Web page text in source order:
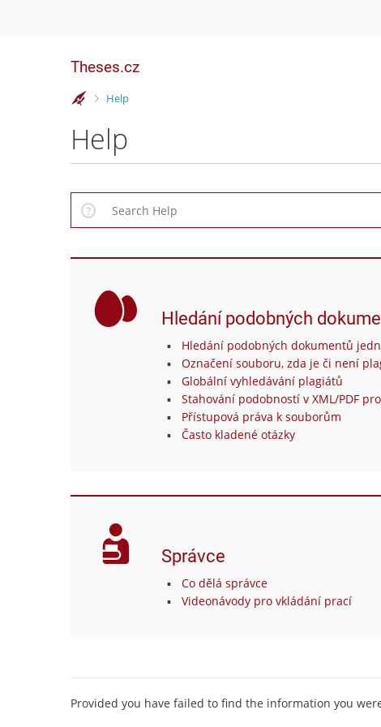
Theses.cz
>Help
Help
Hledání podobných
Hledání podobných dokumentů
Označení souboru, zda je či není
Globální vyhledávání plagiátů
Stahování podobností v XML/PDF
Přístupová práva k souborům
Často kladené otázky
Správce
Co dělá správce
Videonávody pro vkládání prací
Provided you have failed to find the information you